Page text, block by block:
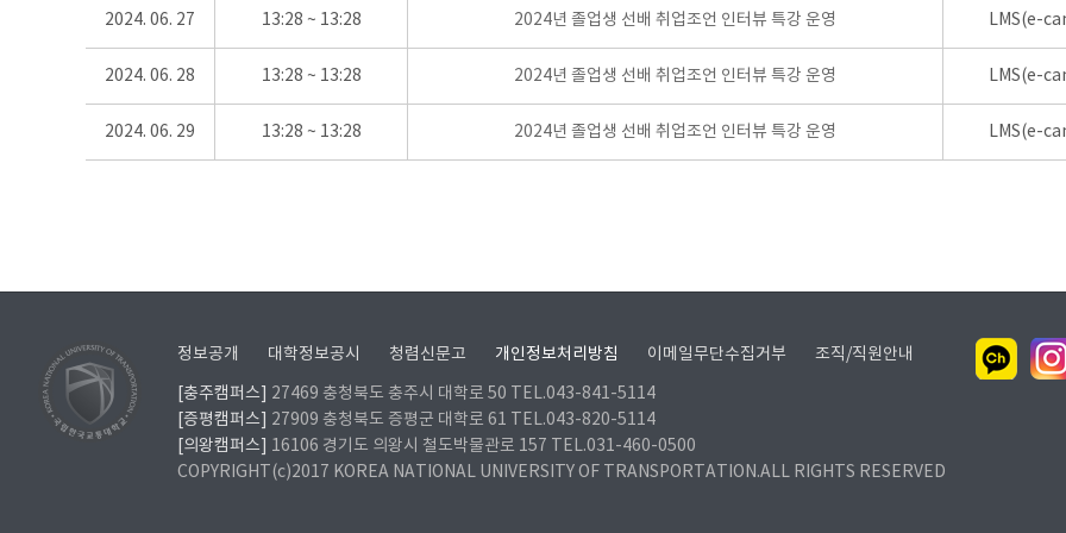
2024. 06. 27 13:28 ~ 13:28 2024년 졸업생 선배 취업조언 인터뷰 특강 운영 LMS(e-
2024. 06. 28 13:28 ~ 13:28 2024년 졸업생 선배 취업조언 인터뷰 특강 운영 LMS(e-
2024. 06. 29 13:28 ~ 13:28 2024년 졸업생 선배 취업조언 인터뷰 특강 운영 LMS(e-
정보공개 대학정보공시 청렴신문고 개인정보처리방침 이메일무단수집거부 조직/직원안내
[충주캠퍼스]
27469 충청북도 충주시 대학로 50 TEL.043-841-5114
[증평캠퍼스]
27909 충청북도 증평군 대학로 61 TEL.043-820-5114
[의왕캠퍼스]
16106 경기도 의왕시 철도박물관로 157 TEL.031-460-0500
COPYRIGHT(c)2017 KOREA NATIONAL UNIVERSITY OF TRANSPORTATION.ALL RIGHTS RESERVED